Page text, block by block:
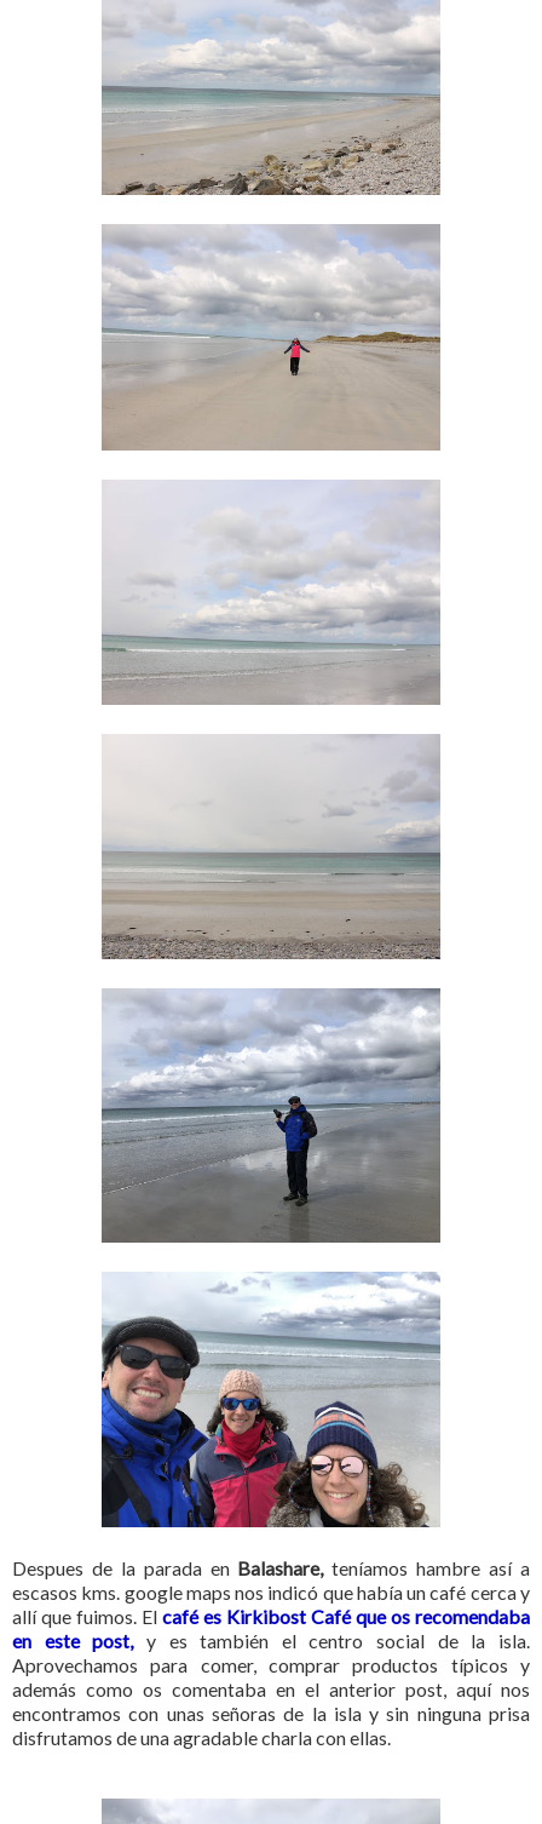
Despues de la parada enBalashare,teníamos hambre así a
escasos kms. google maps nos indicó que había un café cerca y
allí que fuimos. El café es Kirkibost Café que os recomendaba
en este post,y es también el centro social de la isla.
Aprovechamos para comer, comprar productos típicos y
además como os comentaba en el anterior post, aquí nos
encontramos con unas señoras de la isla y sin ninguna prisa
disfrutamos de una agradable charla con ellas.